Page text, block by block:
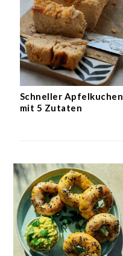
Schneller Apfelkuchen
mit 5 Zutaten